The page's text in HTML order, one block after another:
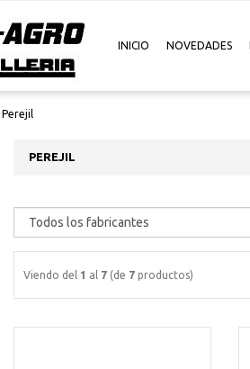
INICIO NOVEDADES
Perejil
PEREJIL
Viendo del 1 al 7 (de 7 productos)